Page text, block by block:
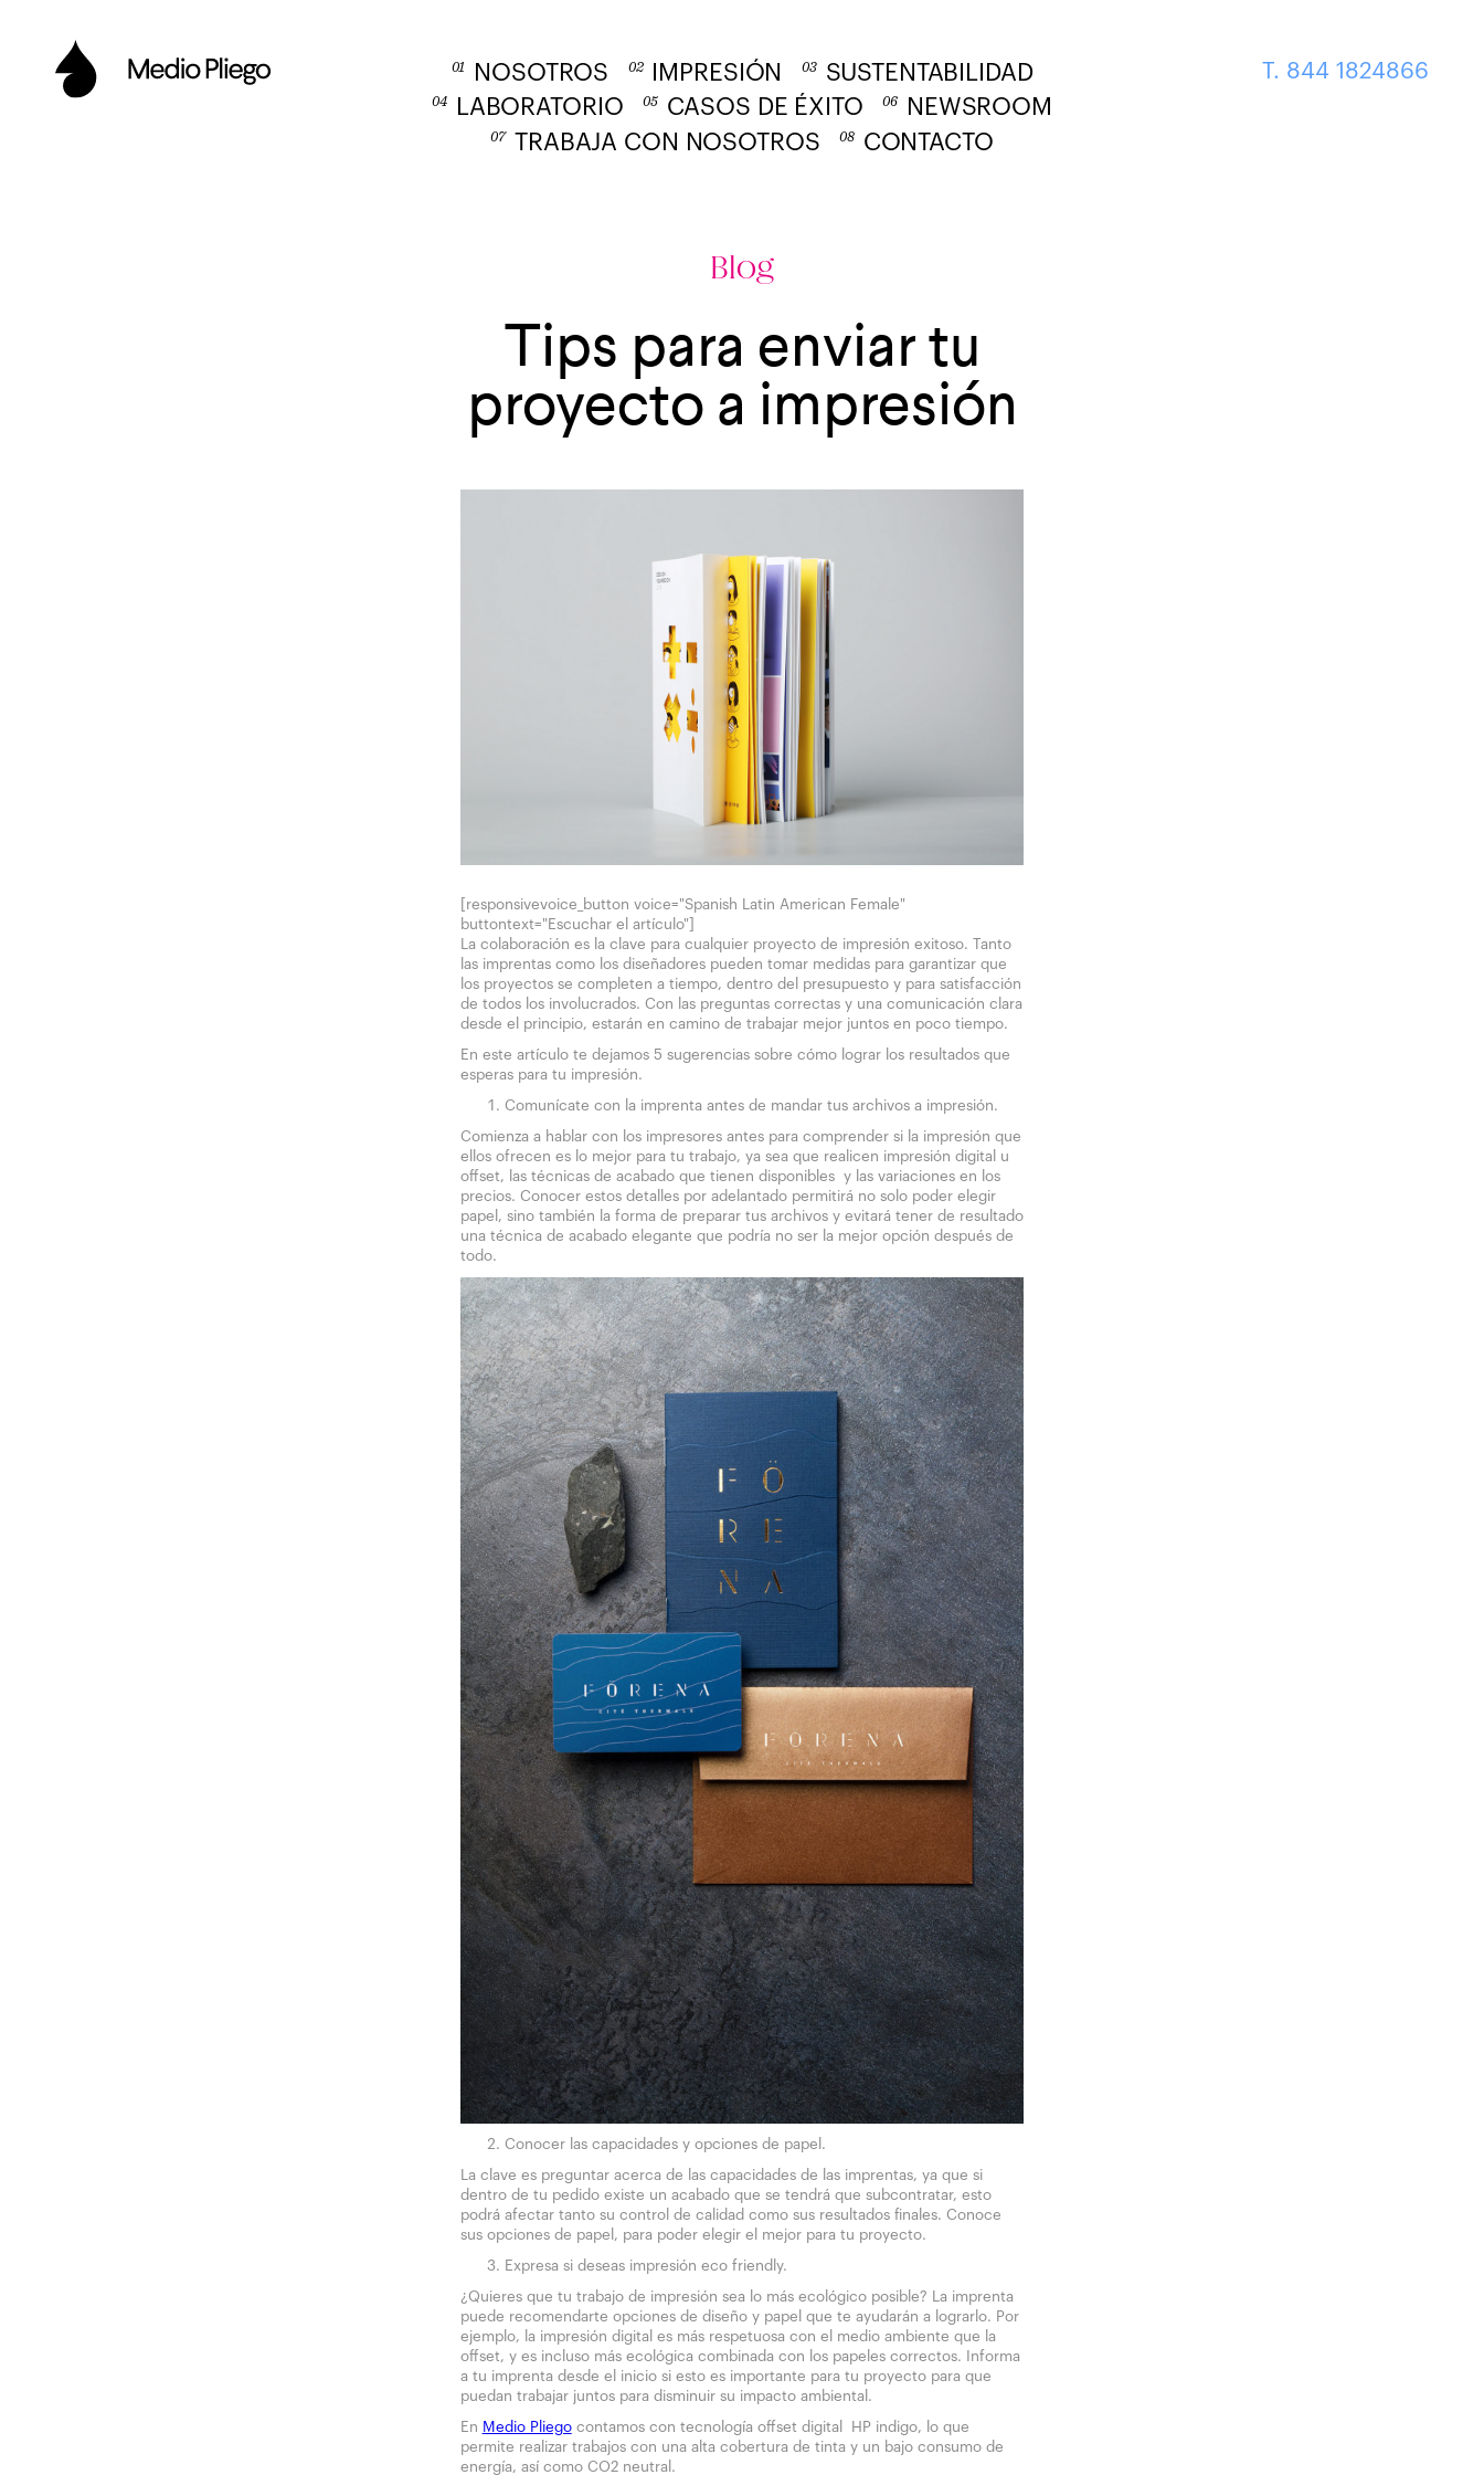
01 NOSOTROS 02 IMPRESIÓN 03 SUSTENTABILIDAD
04 LABORATORIO 05 CASOS DE ÉXITO 06 NEWSROOM
07 TRABAJA CON NOSOTROS 08 CONTACTO
T. 844 1824866
Blog
Tips para enviar tu
proyecto a impresión
[responsivevoice_button voice="Spanish Latin American Female"
buttontext="Escuchar el artículo"]
La colaboración es la clave para cualquier proyecto de impresión exitoso. Tanto
las imprentas como los diseñadores pueden tomar medidas para garantizar que
los proyectos se completen a tiempo, dentro del presupuesto y para satisfacción
de todos los involucrados. Con las preguntas correctas y una comunicación clara
desde el principio, estarán en camino de trabajar mejor juntos en poco tiempo.
En este artículo te dejamos 5 sugerencias sobre cómo lograr los resultados que
esperas para tu impresión.
Comunícate con la imprenta antes de mandar tus archivos a impresión.
Comienza a hablar con los impresores antes para comprender si la impresión que
ellos ofrecen es lo mejor para tu trabajo, ya sea que realicen impresión digital u
offset, las técnicas de acabado que tienen disponibles y las variaciones en los
precios. Conocer estos detalles por adelantado permitirá no solo poder elegir
papel, sino también la forma de preparar tus archivos y evitará tener de resultado
una técnica de acabado elegante que podría no ser la mejor opción después de
todo.
Conocer las capacidades y opciones de papel.
La clave es preguntar acerca de las capacidades de las imprentas, ya que si
dentro de tu pedido existe un acabado que se tendrá que subcontratar, esto
podrá afectar tanto su control de calidad como sus resultados finales. Conoce
sus opciones de papel, para poder elegir el mejor para tu proyecto.
Expresa si deseas impresión eco friendly.
¿Quieres que tu trabajo de impresión sea lo más ecológico posible? La imprenta
puede recomendarte opciones de diseño y papel que te ayudarán a lograrlo. Por
ejemplo, la impresión digital es más respetuosa con el medio ambiente que la
offset, y es incluso más ecológica combinada con los papeles correctos. Informa
a tu imprenta desde el inicio si esto es importante para tu proyecto para que
puedan trabajar juntos para disminuir su impacto ambiental.
En Medio Pliegocontamos con tecnología offset digital HP indigo, lo que
permite realizar trabajos con una alta cobertura de tinta y un bajo consumo de
energía, así como CO2 neutral.